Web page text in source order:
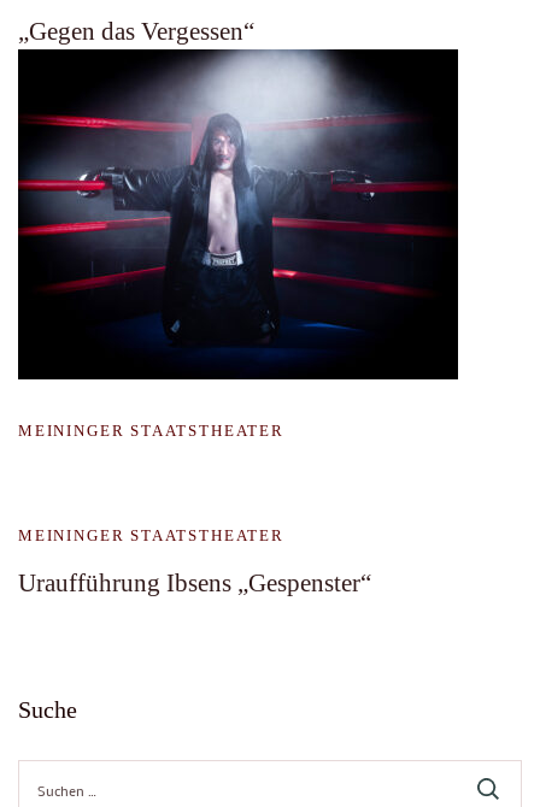
„Gegen das Vergessen“
MEININGER STAATSTHEATER
MEININGER STAATSTHEATER
Uraufführung Ibsens „Gespenster“
Suche
nach: